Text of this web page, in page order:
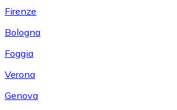
Firenze
Bologna
Foggia
Verona
Genova